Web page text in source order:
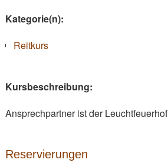
Kategorie(n):
Reitkurs
Kursbeschreibung:
Ansprechpartner ist der Leuchtfeuerhof
Reservierungen